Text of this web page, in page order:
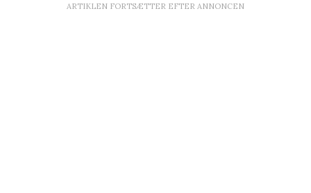
ARTIKLEN FORTSÆTTER EFTER ANNONCEN